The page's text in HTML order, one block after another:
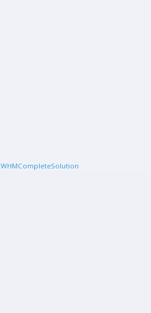
WHMCompleteSolution